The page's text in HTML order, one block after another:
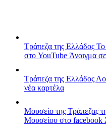
Τράπεζα της Ελλάδος Το
στο YouTube Άνοιγμα
Τράπεζα της Ελλάδος
νέα καρτέλα
Μουσείο της Τράπεζας
Μουσείου στο facebook